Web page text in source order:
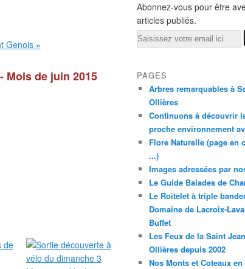
Mois de juin 2015
Abonnez-vous pour être
articles publiés.
Email
PAGES
Arbres remarquables à
Ollières
Continuons à découvrir
proche environnement
Flore Naturelle (page en
...)
Images adressées par
Le Guide Balades de
Le Roitelet à triple
Domaine de Lacroix-
Buffet
Les Feux de la Saint
Ollières depuis 2002
Nos Monts et Coteaux